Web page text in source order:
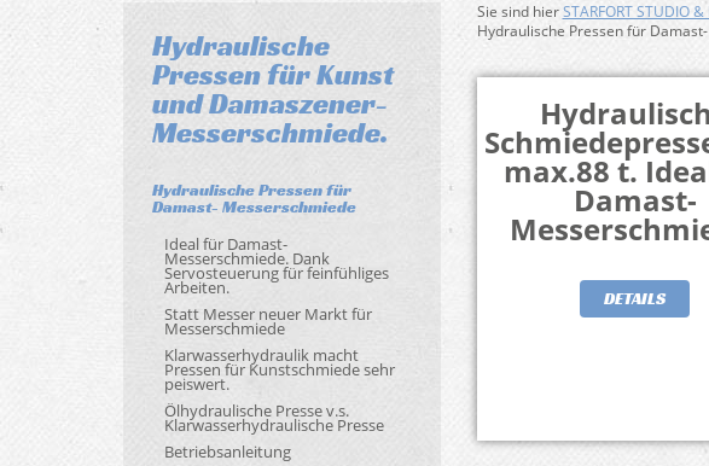
Hydraulische
Pressen für Kunst
und Damaszener-
Messerschmiede.
Hydraulische Pressen für
Damast- Messerschmiede
Ideal für Damast-
Messerschmiede. Dank
Servosteuerung für feinfühliges
Arbeiten.
Statt Messer neuer Markt für
Messerschmiede
Klarwasserhydraulik macht
Pressen für Kunstschmiede sehr
peiswert.
Ölhydraulische Presse v.s.
Klarwasserhydraulische Presse
Betriebsanleitung
Sie sind hierSTARFORT STUDIO
Hydraulische Pressen für
max.88 t.
Damast-
DETAILS